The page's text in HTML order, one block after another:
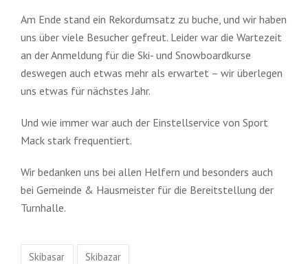
Am Ende stand ein Rekordumsatz zu buche, und wir haben
uns über viele Besucher gefreut. Leider war die Wartezeit
an der Anmeldung für die Ski- und Snowboardkurse
deswegen auch etwas mehr als erwartet – wir überlegen
uns etwas für nächstes Jahr.
Und wie immer war auch der Einstellservice von Sport
Mack stark frequentiert.
Wir bedanken uns bei allen Helfern und besonders auch
bei Gemeinde & Hausmeister für die Bereitstellung der
Turnhalle.
Skibasar Skibazar